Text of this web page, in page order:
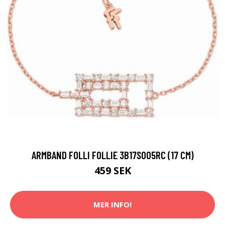
ARMBAND FOLLI FOLLIE 3B17S005RC (17 CM)
459 SEK
MER INFO!